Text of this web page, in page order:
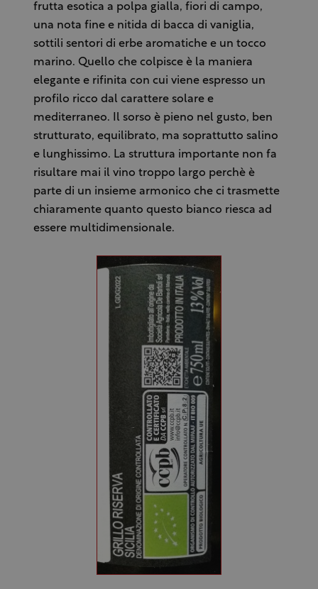
frutta esotica a polpa gialla, fiori di campo,
una nota fine e nitida di bacca di vaniglia,
sottili sentori di erbe aromatiche e un tocco
marino. Quello che colpisce è la maniera
elegante e rifinita con cui viene espresso un
profilo ricco dal carattere solare e
mediterraneo. Il sorso è pieno nel gusto, ben
strutturato, equilibrato, ma soprattutto salino
e lunghissimo. La struttura importante non fa
risultare mai il vino troppo largo perchè è
parte di un insieme armonico che ci trasmette
chiaramente quanto questo bianco riesca ad
essere multidimensionale.